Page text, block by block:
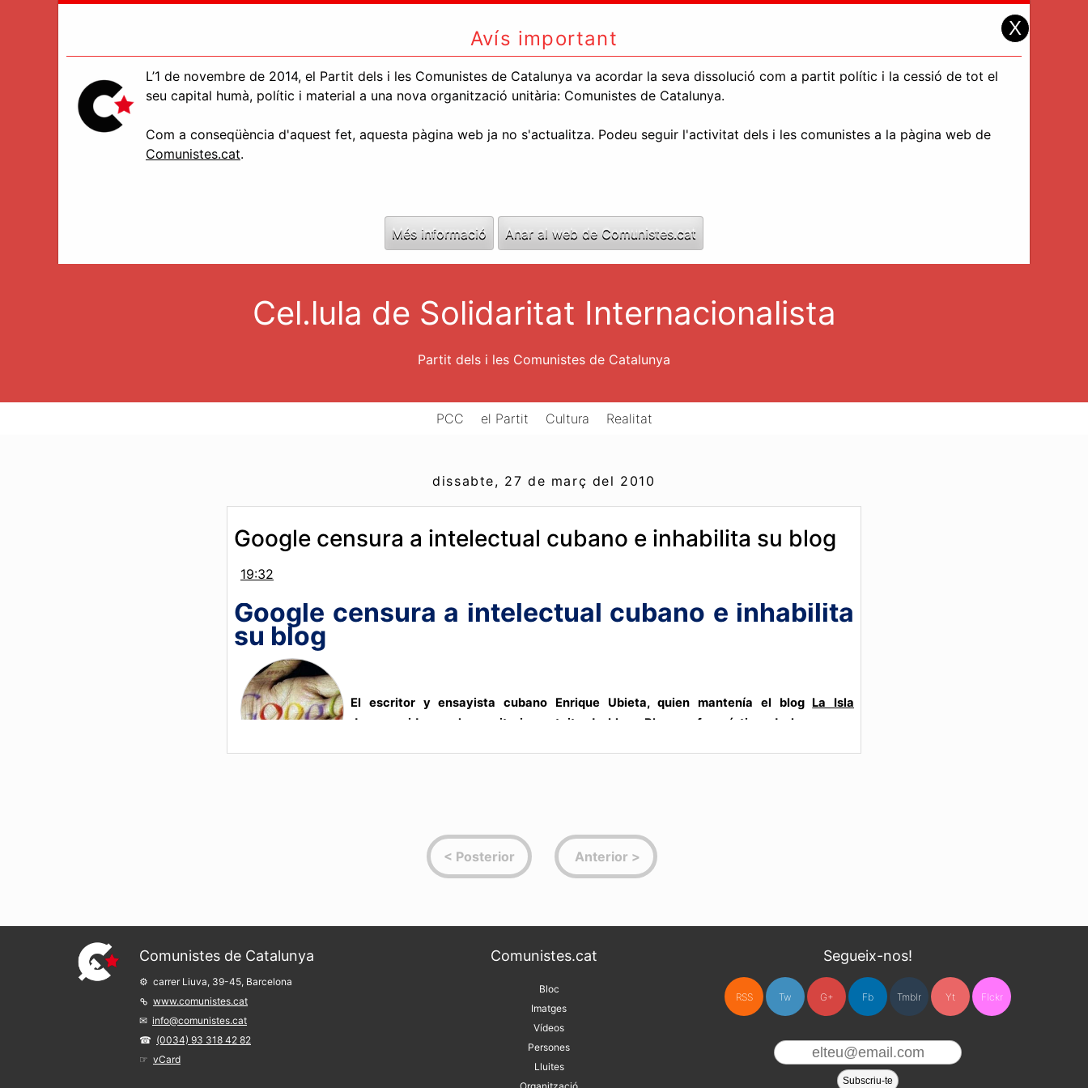
Avís important
L’1 de novembre de 2014, el Partit dels i les Comunistes de Catalunya va acordar la seva dissolució com a partit polític i la cessió de tot el
seu capital humà, polític i material a una nova organització unitària: Comunistes de Catalunya.
Com a conseqüència d'aquest fet, aquesta pàgina web ja no s'actualitza. Podeu seguir l'activitat dels i les comunistes a la pàgina web de
Comunistes.cat.
Més informació Anar al web de Comunistes.cat
X
Cel.lula de Solidaritat Internacionalista
Partit dels i les Comunistes de Catalunya
PCC el Partit Cultura Realitat
dissabte, 27 de març del 2010
Google censura a intelectual cubano e inhabilita su blog
19:32
Google censura a intelectual cubano e inhabilita
su blog
El escritor y ensayista cubano Enrique Ubieta, quien mantenía el blog La Isla
desconocida
en el repositorio gratuito de blogs Blogger, fue víctima de la censura
A continuación, reproducimos el mensaje que ha enviado Enrique Ubieta a través del correo electrónico,
Amigos: Hoy a las seis de la tarde entré a la portada de mi blog, y me entretuve -mediante otras ventanas
(apagué la computadora) a las siete, sin añadir nada nuevo.
De regreso, a las nueve y media de la noche, quise revisar mi correo gmail y no pude acceder. Cada vez que
marcaba mi nombre y contraseña aparecía un aviso diciéndome: “cuenta temporalmente inhabilitada”. No
le di importancia al asunto, porque pensé que era un problema de la máquina o de la conexión, que en Cuba
es lenta.
Pero al intentar abrir el blog mi sorpresa fue grande pues encontré un nuevo aviso de Blogger: “El blog se ha
Comunistes de Catalunya
carrer Liuva, 39-45, Barcelona
www.comunistes.cat
info@comunistes.cat
(0034) 93 318 42 82
vCard
Comunistes.cat
Bloc
Imatges
Vídeos
Persones
Lluites
Segueix-nos!
RSS Tw G+ Fb Tmblr Yt Flckr